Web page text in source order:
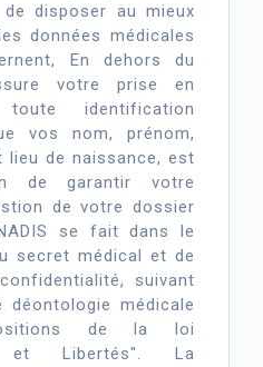
disposer au mieux
données médicales
En dehors du
votre prise en
identification
vos nom, prénom,
lieu de naissance, est
de garantir votre
de votre dossier
se fait dans le
secret médical et de
suivant
déontologie médicale
de la loi
et Libertés". La